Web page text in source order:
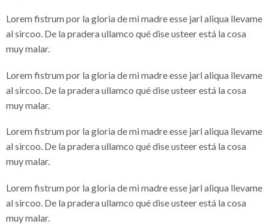
Lorem fistrum por la gloria de mi madre esse jarl aliqua llevame
al sircoo. De la pradera ullamco qué dise usteer está la cosa
muy malar.
Lorem fistrum por la gloria de mi madre esse jarl aliqua llevame
al sircoo. De la pradera ullamco qué dise usteer está la cosa
muy malar.
Lorem fistrum por la gloria de mi madre esse jarl aliqua llevame
al sircoo. De la pradera ullamco qué dise usteer está la cosa
muy malar.
Lorem fistrum por la gloria de mi madre esse jarl aliqua llevame
al sircoo. De la pradera ullamco qué dise usteer está la cosa
muy malar.